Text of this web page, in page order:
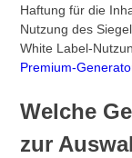
Haftung für die
Nutzung des
White Label-
Premium-
Welche
zur